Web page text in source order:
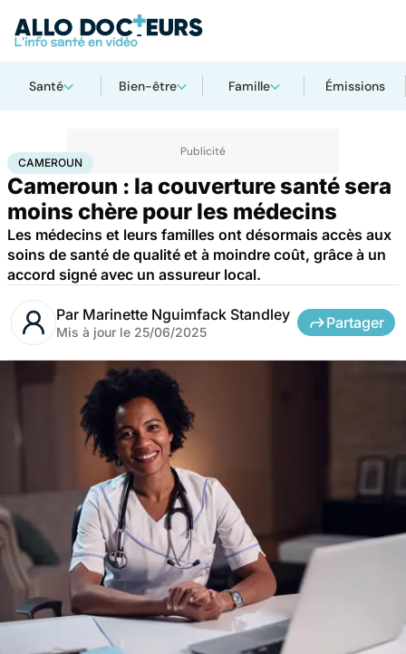
Santé Bien-être Famille Émissions
AccueilSanté Société
CAMEROUN
Cameroun : la couverture santé sera
moins chère pour les médecins
Les médecins et leurs familles ont désormais accès aux
soins de santé de qualité et à moindre coût, grâce à un
accord signé avec un assureur local.
Par Marinette Nguimfack Standley
Mis à jour le 25/06/2025
Partager